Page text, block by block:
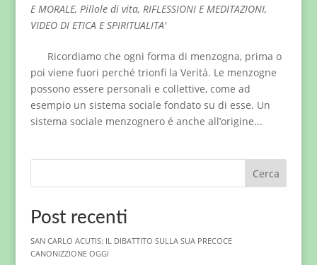
E MORALE, Pillole di vita, RIFLESSIONI E MEDITAZIONI,
VIDEO DI ETICA E SPIRITUALITA'
Ricordiamo che ogni forma di menzogna, prima o
poi viene fuori perché trionfi la Veritá. Le menzogne
possono essere personali e collettive, come ad
esempio un sistema sociale fondato su di esse. Un
sistema sociale menzognero é anche all’origine...
Cerca
Post recenti
SAN CARLO ACUTIS: IL DIBATTITO SULLA SUA PRECOCE
CANONIZZIONE OGGI